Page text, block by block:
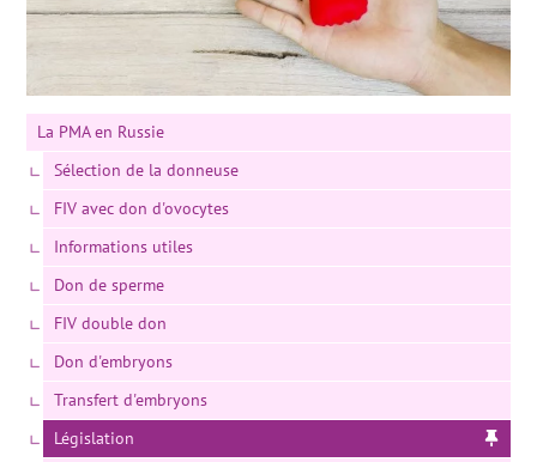
La PMA en Russie
Sélection de la donneuse
FIV avec don d'ovocytes
Informations utiles
Don de sperme
FIV double don
Don d'embryons
Transfert d'embryons
Législation